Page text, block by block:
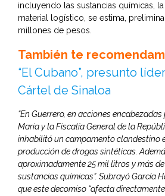
incluyendo las sustancias químicas,
material logístico, se estima,
millones de pesos.
También te
“El Cubano”, presunto
Cártel de Sinaloa
“En Guerrero, en acciones
Maria y la Fiscalía General de la
inhabilitó un campamento clandestino
producción de drogas sintéticas.
aproximadamente 25 mil litros y más
sustancias químicas”. Subrayó García
que este decomiso “afecta